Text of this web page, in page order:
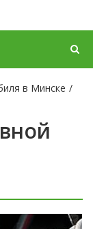
в Минске /